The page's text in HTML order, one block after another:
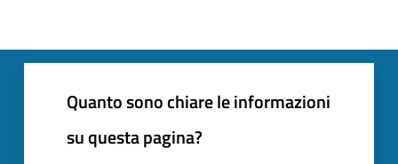
Quanto sono chiare le informazioni
su questa pagina?